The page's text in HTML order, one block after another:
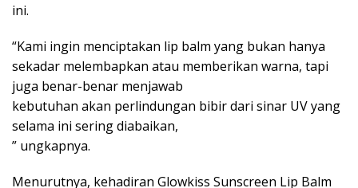
ini.
“Kami ingin menciptakan lip balm yang bukan hanya
sekadar melembapkan atau memberikan warna, tapi
juga benar-benar menjawab
kebutuhan akan perlindungan bibir dari sinar UV yang
selama ini sering diabaikan,
” ungkapnya.
Menurutnya, kehadiran Glowkiss Sunscreen Lip Balm